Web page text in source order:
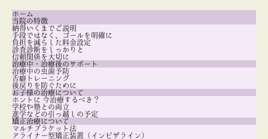
ホーム
当院の特徴
納得いくまでご説明
手段ではなく、ゴールを明確に
負担を減らした料金設定
診査診断をしっかりと
信頼関係を大切に
治療中・治療後のサポート
治療中の虫歯予防
舌癖トレーニング
後戻りを防ぐために
お子様の治療について
ホントに 今治療するべき？
学校や塾との両立
進学などの引っ越しの予定
矯正治療について
マルチブラケット法
アライナー型矯正装置（インビザライン）